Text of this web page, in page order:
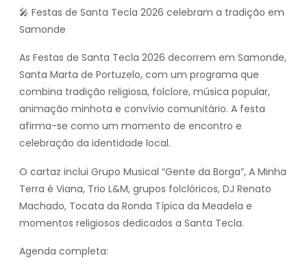
🎤 Festas de Santa Tecla 2026 celebram a tradição em
Samonde
As Festas de Santa Tecla 2026 decorrem em Samonde,
Santa Marta de Portuzelo, com um programa que
combina tradição religiosa, folclore, música popular,
animação minhota e convívio comunitário. A festa
afirma-se como um momento de encontro e
celebração da identidade local.
O cartaz inclui Grupo Musical “Gente da Borga”, A Minha
Terra é Viana, Trio L&M, grupos folclóricos, DJ Renato
Machado, Tocata da Ronda Típica da Meadela e
momentos religiosos dedicados a Santa Tecla.
Agenda completa: